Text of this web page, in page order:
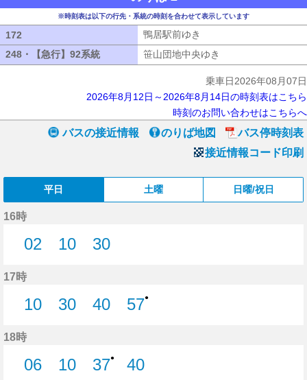
※時刻表は以下の行先・系統の時刻を合わせて表示しています
172 鴨居駅前ゆき
248・【急行】92系統 248・【急行】92系統
笹山団地中央ゆき
乗車日2026年08月07日
2026年8月12日～2026年8月14日の時刻表はこちら
時刻のお問い合わせはこちらへ
バスの接近情報 のりば地図
バス停時刻表
接近情報コード印刷
平日 土曜 日曜/祝日
16時
02
10
30
17時
10
30
40
57●
18時
06
10
37●
40